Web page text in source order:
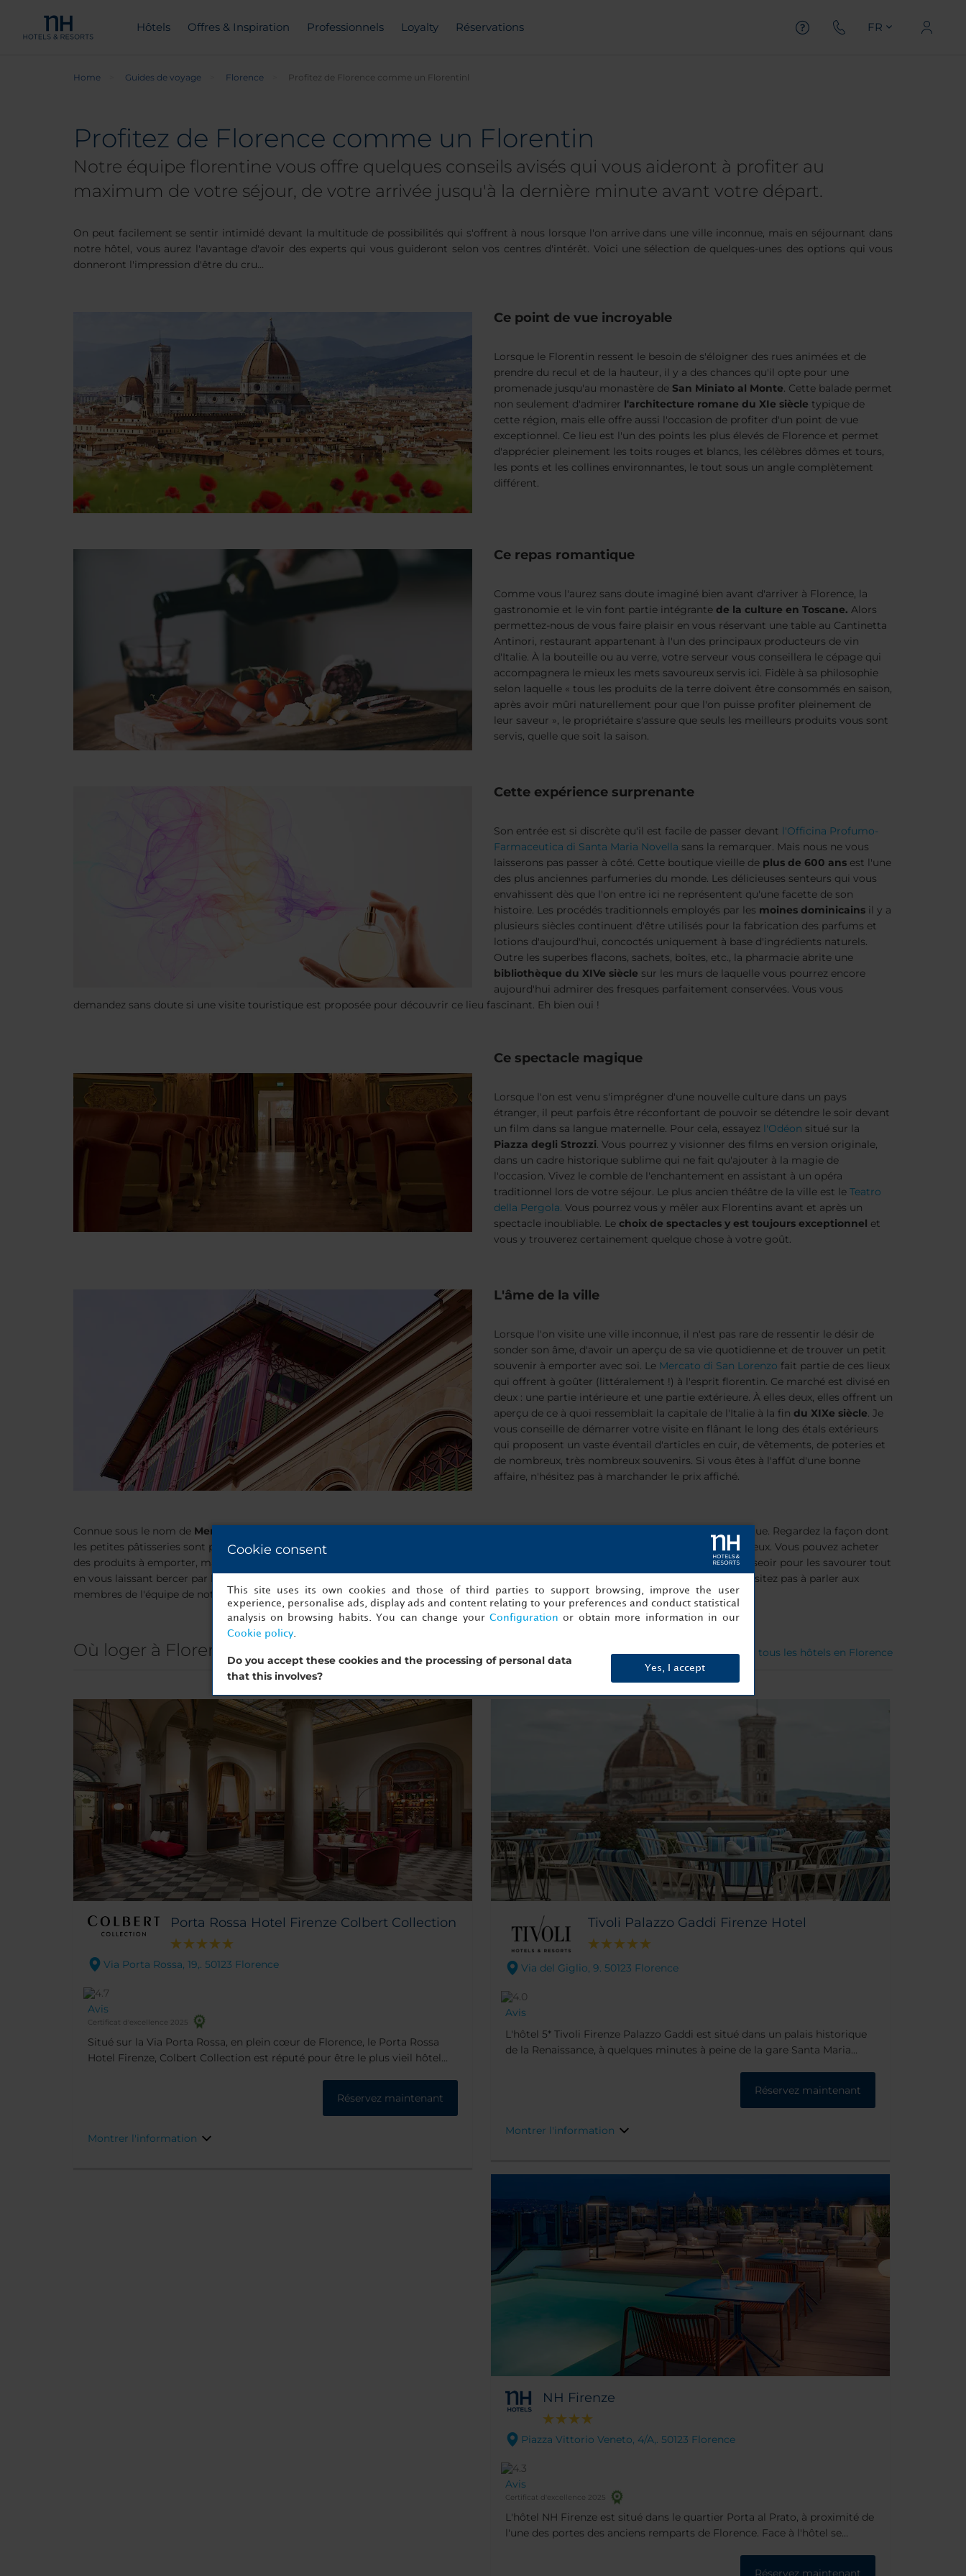
Hôtels Offres & Inspiration Professionnels Loyalty Réservations FR
Home Guides de voyage Florence Profitez de Florence comme un Florentinl
Profitez de Florence comme un Florentin
Notre équipe florentine vous offre quelques conseils avisés qui vous aideront à profiter au
maximum de votre séjour, de votre arrivée jusqu'à la dernière minute avant votre départ.
On peut facilement se sentir intimidé devant la multitude de possibilités qui s'offrent à nous lorsque l'on arrive dans une ville inconnue, mais en séjournant dans
notre hôtel, vous aurez l'avantage d'avoir des experts qui vous guideront selon vos centres d'intérêt. Voici une sélection de quelques-unes des options qui vous
donneront l'impression d'être du cru…
Ce point de vue incroyable
Lorsque le Florentin ressent le besoin de s'éloigner des rues animées et de
prendre du recul et de la hauteur, il y a des chances qu'il opte pour une
promenade jusqu'au monastère de San Miniato al Monte. Cette balade permet
non seulement d'admirer l'architecture romane du XIe siècle typique de
cette région, mais elle offre aussi l'occasion de profiter d'un point de vue
exceptionnel. Ce lieu est l'un des points les plus élevés de Florence et permet
d'apprécier pleinement les toits rouges et blancs, les célèbres dômes et tours,
les ponts et les collines environnantes, le tout sous un angle complètement
différent.
Ce repas romantique
Comme vous l'aurez sans doute imaginé bien avant d'arriver à Florence, la
gastronomie et le vin font partie intégrante de la culture en Toscane. Alors
permettez-nous de vous faire plaisir en vous réservant une table au Cantinetta
Antinori, restaurant appartenant à l'un des principaux producteurs de vin
d'Italie. À la bouteille ou au verre, votre serveur vous conseillera le cépage qui
accompagnera le mieux les mets savoureux servis ici. Fidèle à sa philosophie
selon laquelle « tous les produits de la terre doivent être consommés en saison,
après avoir mûri naturellement pour que l'on puisse profiter pleinement de
leur saveur », le propriétaire s'assure que seuls les meilleurs produits vous sont
servis, quelle que soit la saison.
Cette expérience surprenante
Son entrée est si discrète qu'il est facile de passer devant l'Officina Profumo-
Farmaceutica di Santa Maria Novella sans la remarquer. Mais nous ne vous
laisserons pas passer à côté. Cette boutique vieille de plus de 600 ans est l'une
des plus anciennes parfumeries du monde. Les délicieuses senteurs qui vous
envahissent dès que l'on entre ici ne représentent qu'une facette de son
histoire. Les procédés traditionnels employés par les moines dominicains il y a
plusieurs siècles continuent d'être utilisés pour la fabrication des parfums et
lotions d'aujourd'hui, concoctés uniquement à base d'ingrédients naturels.
Outre les superbes flacons, sachets, boîtes, etc., la pharmacie abrite une
bibliothèque du XIVe siècle sur les murs de laquelle vous pourrez encore
aujourd'hui admirer des fresques parfaitement conservées. Vous vous
demandez sans doute si une visite touristique est proposée pour découvrir ce lieu fascinant. Eh bien oui !
Ce spectacle magique
Lorsque l'on est venu s'imprégner d'une nouvelle culture dans un pays
étranger, il peut parfois être réconfortant de pouvoir se détendre le soir devant
un film dans sa langue maternelle. Pour cela, essayez l'Odéon situé sur la
Piazza degli Strozzi. Vous pourrez y visionner des films en version originale,
dans un cadre historique sublime qui ne fait qu'ajouter à la magie de
l'occasion. Vivez le comble de l'enchantement en assistant à un opéra
traditionnel lors de votre séjour. Le plus ancien théâtre de la ville est le Teatro
della Pergola. Vous pourrez vous y mêler aux Florentins avant et après un
spectacle inoubliable. Le choix de spectacles y est toujours exceptionnel et
vous y trouverez certainement quelque chose à votre goût.
L'âme de la ville
Lorsque l'on visite une ville inconnue, il n'est pas rare de ressentir le désir de
sonder son âme, d'avoir un aperçu de sa vie quotidienne et de trouver un petit
souvenir à emporter avec soi. Le Mercato di San Lorenzo fait partie de ces lieux
qui offrent à goûter (littéralement !) à l'esprit florentin. Ce marché est divisé en
deux : une partie intérieure et une partie extérieure. À elles deux, elles offrent un
aperçu de ce à quoi ressemblait la capitale de l'Italie à la fin du XIXe siècle. Je
vous conseille de démarrer votre visite en flânant le long des étals extérieurs
qui proposent un vaste éventail d'articles en cuir, de vêtements, de poteries et
de nombreux, très nombreux souvenirs. Si vous êtes à l'affût d'une bonne
affaire, n'hésitez pas à marchander le prix affiché.
Connue sous le nom de Mercato Centrale
, la partie intérieure du marché se compose de deux étages, avec une vaste cour gastronomique. Regardez la façon dont
les petites pâtisseries sont préparées, admirez les fromages artisanaux et salivez en découvrant les glaces artisanales se faire sous vos yeux. Vous pouvez acheter
des produits à emporter, mais le plus agréable sur ce marché est de faire votre choix parmi la myriade de plats alléchants et de vous asseoir pour les savourer tout
en vous laissant bercer par le brouhaha environnant. Florence a tant à offrir aux millions de touristes qui s'y rendent chaque année. N'hésitez pas à parler aux
membres de l'équipe de notre hôtel pour connaître les secrets qui rendront votre séjour encore plus mémorable.
Où loger à Florence Voir tous les hôtels en Florence
Porta Rossa Hotel Firenze Colbert Collection
Via Porta Rossa, 19,. 50123 Florence
Avis
Certificat d'excellence 2025
Situé sur la Via Porta Rossa, en plein cœur de Florence, le Porta Rossa
Hotel Firenze, Colbert Collection est réputé pour être le plus vieil hôtel
antique et au plafond en vitrail du lobby, l’hôtel est idéal pour un séjour
accueil personnalisé.
Réservez maintenant
Montrer l'information
Tivoli Palazzo Gaddi Firenze Hotel
Via del Giglio, 9. 50123 Florence
Avis
L'hôtel 5* Tivoli Firenze Palazzo Gaddi est situé dans un palais historique
de la Renaissance, à quelques minutes à peine de la gare Santa Maria
Réservez maintenant
Montrer l'information
NH Firenze
Piazza Vittorio Veneto, 4/A,. 50123 Florence
Avis
Certificat d'excellence 2025
L'hôtel NH Firenze est situé dans le quartier Porta al Prato, à proximité de
l'une des portes des anciens remparts de Florence. Face à l'hôtel se
Réservez maintenant
Cookie consent
This site uses its own cookies and those of third parties to support browsing, improve the user
experience, personalise ads, display ads and content relating to your preferences and conduct statistical
analysis on browsing habits. You can change your Configuration or obtain more information in our
Cookie policy.
Do you accept these cookies and the processing of personal data
that this involves?
Yes, I accept